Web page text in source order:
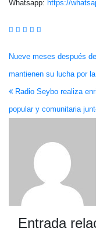
Whatsapp: https://
de
entradas
Nueve meses después
mantienen su lucha por
Radio Seybo realiza
popular y comunitaria
Entrada